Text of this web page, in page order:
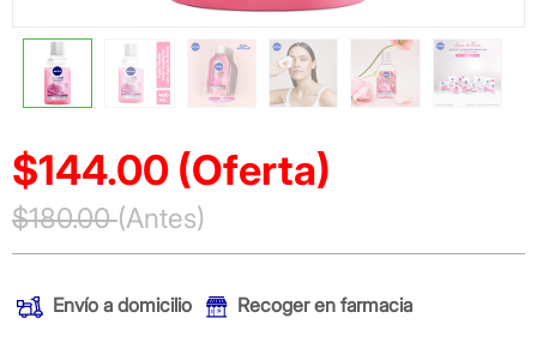
$144.00 (Oferta)
Precio reducido de
$180.00(Antes)
Envío a domicilio Recoger en farmacia